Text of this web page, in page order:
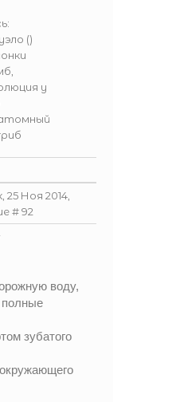
()
у
Ноя 2014,
#92
воду,
полные
зубатого